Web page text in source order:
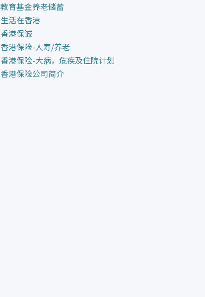
教育基金养老储蓄
生活在香港
香港保诚
香港保险-人寿/养老
香港保险-大病，危疾及住院计划
香港保险公司简介